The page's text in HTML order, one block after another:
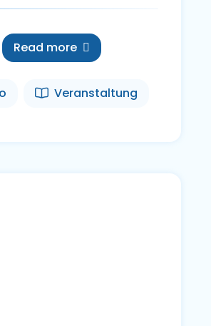
Read more
Veranstaltung